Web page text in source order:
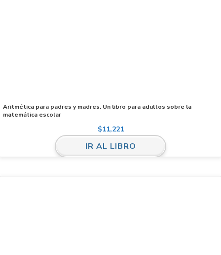
Aritmética para padres y madres. Un libro para adultos sobre la
matemática escolar
$11,221
IR AL LIBRO